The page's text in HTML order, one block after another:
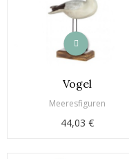
Vogel
Meeresfiguren
44,03 €